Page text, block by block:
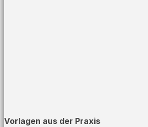
Vorlagen aus der Praxis